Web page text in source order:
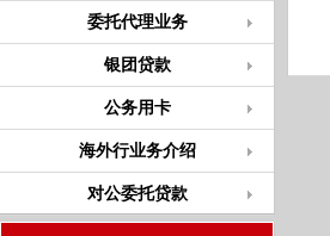
委托代理业务
银团贷款
公务用卡
海外行业务介绍
对公委托贷款